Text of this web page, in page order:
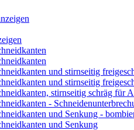
und stirnseitig
und stirnseitig
stirnseitig schräg für
-
und Senkung -
und Senkung